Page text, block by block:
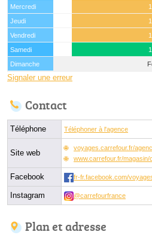
Mercredi
Jeudi
Vendredi
Samedi
Dimanche
Signaler une erreur
Contact
Téléphone Téléphoner à l'agence
Site web
voyages.carrefour.fr/
www.carrefour.fr/
Facebook fr-fr.facebook.com/
Instagram @carrefourfrance
Plan et adresse